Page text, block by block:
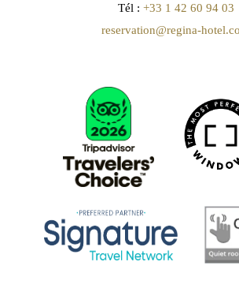
Tél : +33 1 42 60 94 03
reservation@regina-